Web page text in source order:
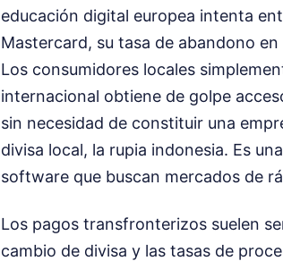
educación digital europea intenta
Mastercard, su tasa de abandono
Los consumidores locales
internacional obtiene de golpe
sin necesidad de constituir una
divisa local, la rupia indonesia. Es
software que buscan mercados de
Los pagos transfronterizos suelen
cambio de divisa y las tasas de